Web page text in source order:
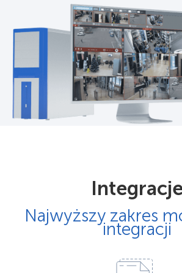
Integracje
Najwyższy zakres
integracji